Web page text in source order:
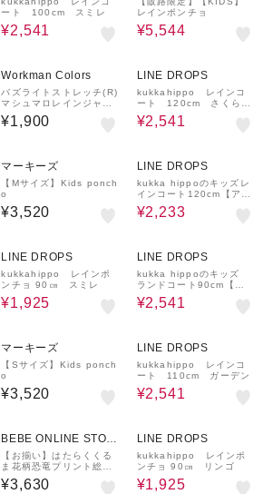
ート 100cm スミレ
¥2,541
レインポンチョ
¥5,544
Workman Colors
バズライトストレッチ(R)
マシュマロレインジャケ
ットキッズ
¥1,900
LINE DROPS
kukkahippo レインコ
ート 120cm さくらん
ぼ
¥2,541
マーキーズ
【Mサイズ】Kids ponch
o
¥3,520
LINE DROPS
kukka hippoのキッズレ
インコート120cm【アニ
マル】
¥2,233
LINE DROPS
kukkahippo レインポ
ンチョ 90㎝ スミレ
¥1,925
LINE DROPS
kukka hippoのキッズ
ランドコート90cm【も
りのおさんぽ】
¥2,541
マーキーズ
【Sサイズ】Kids ponch
o
¥3,520
LINE DROPS
kukkahippo レインコ
ート 110cm ガーデン
¥2,541
BEBE ONLINE STOR
E【お揃い】はたらくくる
ま花柄恐竜プリント総柄
手提げ袋付きレインコー
ト(95~135cm)
¥3,630
LINE DROPS
kukkahippo レインポ
ンチョ 90㎝ リンゴ
¥1,925